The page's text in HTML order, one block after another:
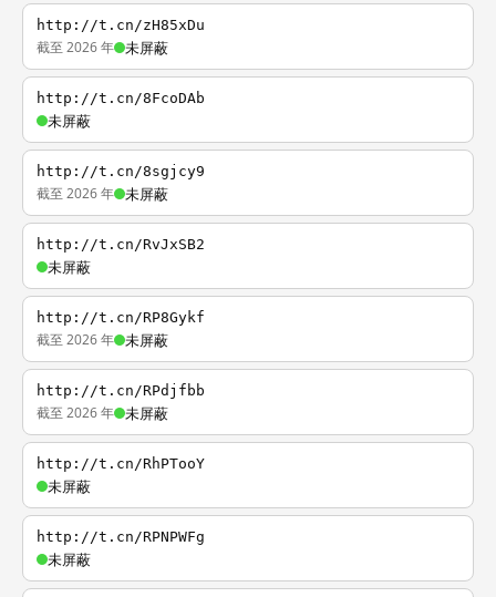
http://t.cn/zH85xDu
截至 2026 年 未屏蔽
http://t.cn/8FcoDAb
未屏蔽
http://t.cn/8sgjcy9
截至 2026 年 未屏蔽
http://t.cn/RvJxSB2
未屏蔽
http://t.cn/RP8Gykf
截至 2026 年 未屏蔽
http://t.cn/RPdjfbb
截至 2026 年 未屏蔽
http://t.cn/RhPTooY
未屏蔽
http://t.cn/RPNPWFg
未屏蔽